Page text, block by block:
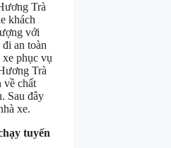
Trà
khách
với
an toàn
xe phục vụ
Trà
về chất
Sau đây
xe.
tuyến